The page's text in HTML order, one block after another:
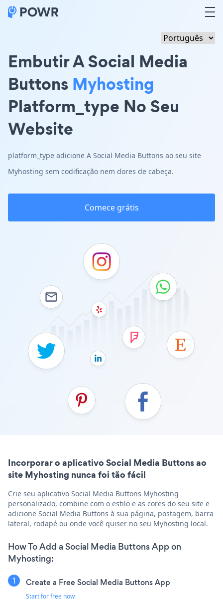
Embutir A Social Media
Buttons Myhosting
Platform_type No Seu
Website
platform_type adicione A Social Media Buttons ao seu site
Myhosting sem codificação nem dores de cabeça.
Comece grátis
Incorporar o aplicativo Social Media Buttons ao
site Myhosting nunca foi tão fácil
Crie seu aplicativo Social Media Buttons Myhosting
personalizado, combine com o estilo e as cores do seu site e
adicione Social Media Buttons à sua página, postagem, barra
lateral, rodapé ou onde você quiser no seu Myhosting local.
How To Add a Social Media Buttons App on
Myhosting:
Create a Free Social Media Buttons App
Start for free now